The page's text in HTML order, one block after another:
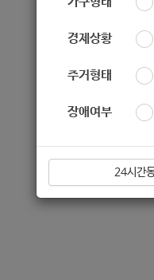
경제상황
주거형태
장애여부
24시간